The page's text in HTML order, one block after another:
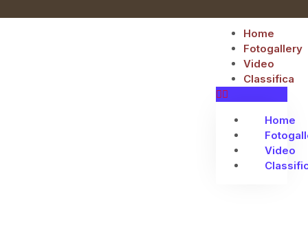
Home
Fotogallery
Video
Classifica
Home
Video